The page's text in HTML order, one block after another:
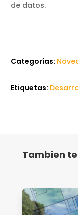
de datos.
Categorías:
Etiquetas:
Tambien